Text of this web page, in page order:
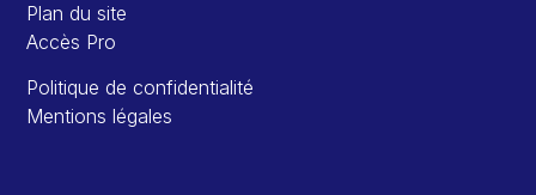
Plan du site
Accès Pro
Politique de confidentialité
Mentions légales